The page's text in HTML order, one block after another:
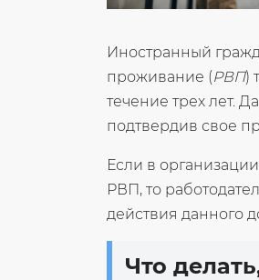
Иностранный
проживание (РВП)
течение трех лет.
подтвердив свое
Если в
РВП, то
действия данного
Что